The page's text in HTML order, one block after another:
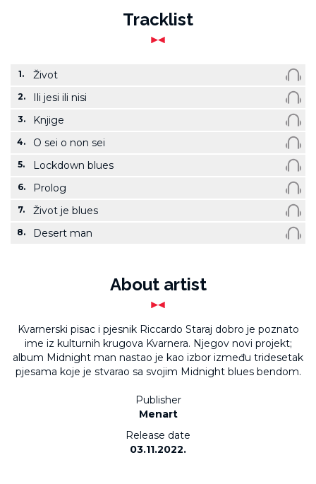
Tracklist
1. Život
2. Ili jesi ili nisi
3. Knjige
4. O sei o non sei
5. Lockdown blues
6. Prolog
7. Život je blues
8. Desert man
About artist
Kvarnerski pisac i pjesnik Riccardo Staraj dobro je poznato
ime iz kulturnih krugova Kvarnera. Njegov novi projekt;
album Midnight man nastao je kao izbor između tridesetak
pjesama koje je stvarao sa svojim Midnight blues bendom.
Publisher
Menart
Release date
03.11.2022.